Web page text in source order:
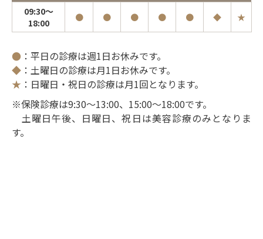
09:30～
18:00
● ● ● ● ● ◆ ★
● ：平日の診療は週1日お休みです。
◆ ：土曜日の診療は月1日お休みです。
★ ：日曜日・祝日の診療は月1回となります。
※保険診療は9:30～13:00、15:00～18:00です。
土曜日午後、日曜日、祝日は美容診療のみとなりま
す。